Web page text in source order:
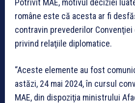
Potrivit MAE, motivul deciziei
române este că acesta ar fi
contravin prevederilor Convenţiei
privind relaţiile diplomatice.
“Aceste elemente au fost
astăzi, 24 mai 2024, în cursul
MAE, din dispoziţia ministrului